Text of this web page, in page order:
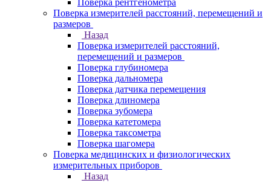
Поверка рентгенометра
Поверка измерителей расстояний, перемещений и
размеров
Назад
Поверка измерителей расстояний,
перемещений и размеров
Поверка глубиномера
Поверка дальномера
Поверка датчика перемещения
Поверка длиномера
Поверка зубомера
Поверка катетомера
Поверка таксометра
Поверка шагомера
Поверка медицинских и физиологических
измерительных приборов
Назад